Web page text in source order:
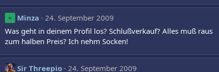
M Minza
24. September 2009
Was geht in deinem Profil los? Schlußverkauf? Alles muß raus
zum halben Preis? Ich nehm Socken!
Sir Threepio 24. September 2009